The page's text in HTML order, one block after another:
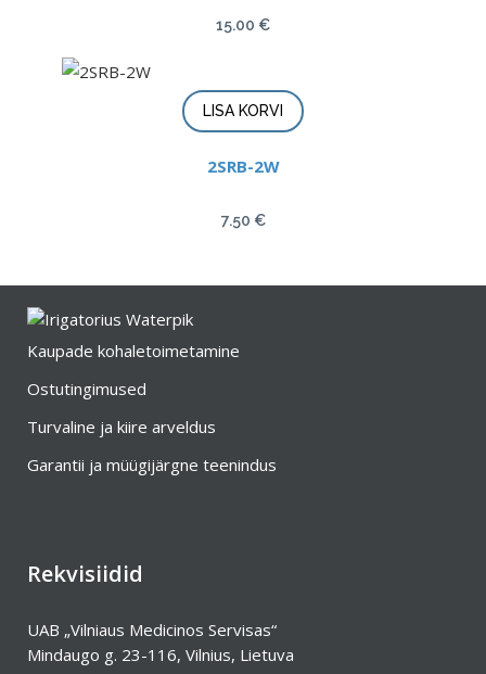
15.00 €
LISA KORVI
2SRB-2W
7.50 €
Kaupade kohaletoimetamine
Ostutingimused
Turvaline ja kiire arveldus
Garantii ja müügijärgne teenindus
Rekvisiidid
UAB „Vilniaus Medicinos Servisas“
Mindaugo g. 23-116, Vilnius, Lietuva